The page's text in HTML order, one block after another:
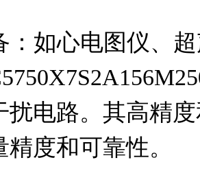
：如心电图仪、
扰电路。其高精
度和可靠性。